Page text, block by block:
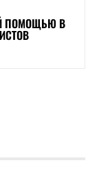
ПОМОЩЬЮ В